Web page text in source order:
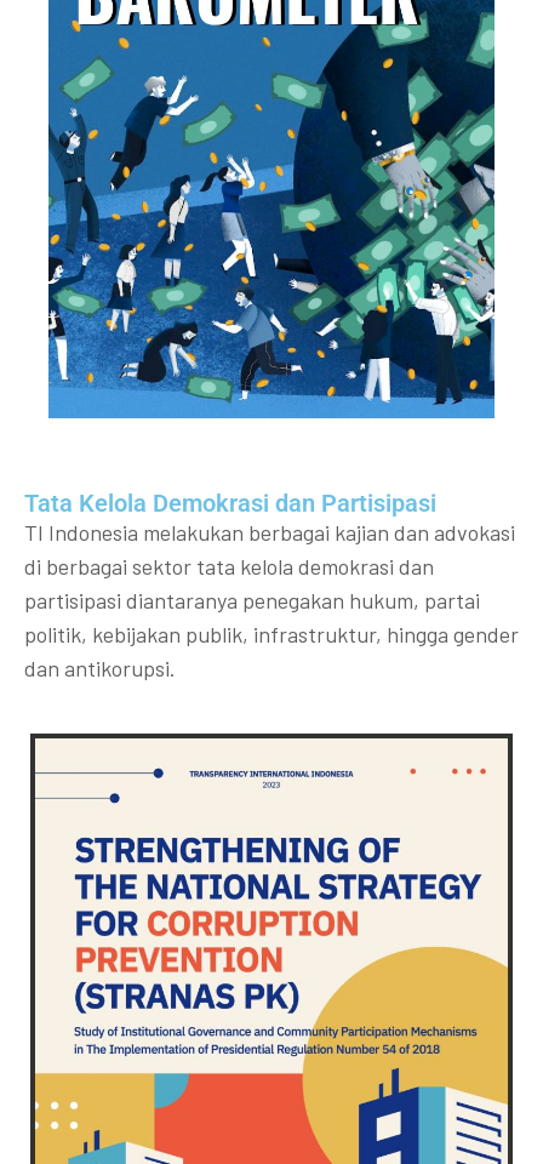
Tata Kelola Demokrasi dan Partisipasi​
TI Indonesia melakukan berbagai kajian dan advokasi
di berbagai sektor tata kelola demokrasi dan
partisipasi diantaranya penegakan hukum, partai
politik, kebijakan publik, infrastruktur, hingga gender
dan antikorupsi.